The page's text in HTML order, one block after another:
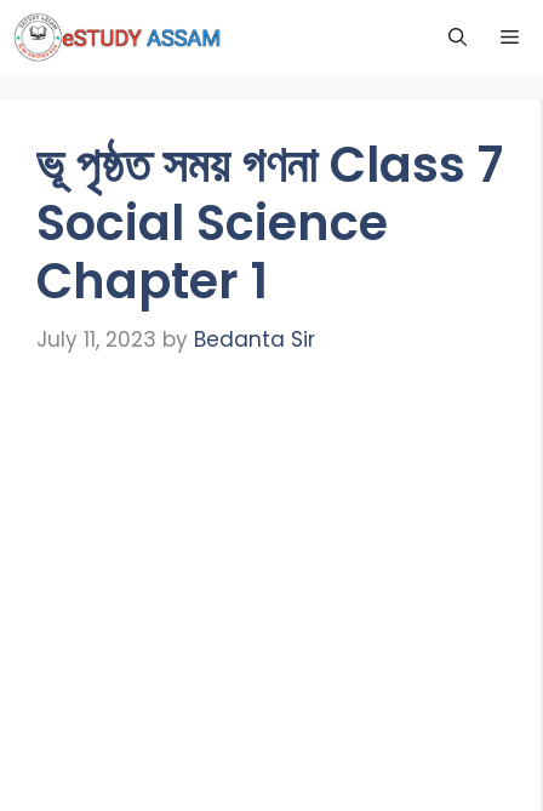
ভূ পৃষ্ঠত সময় গণনা Class 7
Social Science
Chapter 1
July 11, 2023 by Bedanta Sir